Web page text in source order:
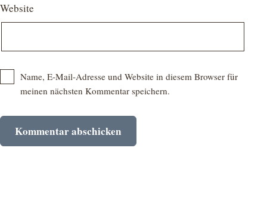
Website
Name, E-Mail-Adresse und Website in diesem Browser für
meinen nächsten Kommentar speichern.